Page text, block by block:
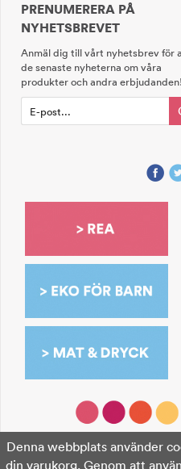
PRENUMERERA PÅ
NYHETSBREVET
Anmäl dig till vårt nyhetsbrev för
de senaste nyheterna om våra
produkter och andra erbjudanden!
Denna webbplats använder
din varukorg. Genom att